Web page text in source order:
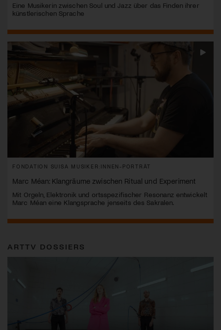
Eine Musikerin zwischen Soul und Jazz über das Finden ihrer
künstlerischen Sprache
FONDATION SUISA MUSIKER:INNEN-PORTRÄT
Marc Méan: Klangräume zwischen Ritual und Experiment
Mit Orgeln, Elektronik und ortsspezifischer Resonanz entwickelt
Marc Méan eine Klangsprache jenseits des Sakralen.
ARTTV DOSSIERS